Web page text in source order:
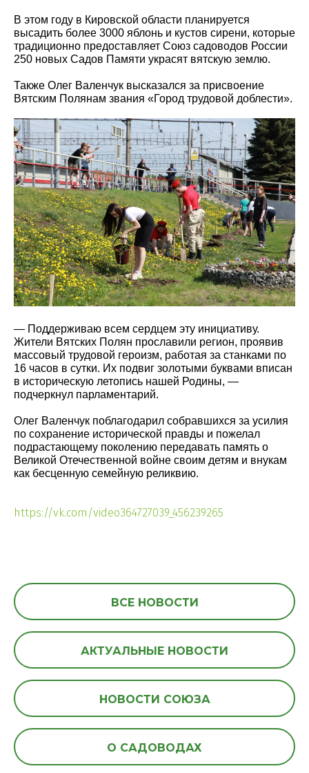
В этом году в Кировской области планируется
высадить более 3000 яблонь и кустов сирени, которые
традиционно предоставляет Союз садоводов России
250 новых Садов Памяти украсят вятскую землю.
Также Олег Валенчук высказался за присвоение
Вятским Полянам звания «Город трудовой доблести».
— Поддерживаю всем сердцем эту инициативу.
Жители Вятских Полян прославили регион, проявив
массовый трудовой героизм, работая за станками по
16 часов в сутки. Их подвиг золотыми буквами вписан
в историческую летопись нашей Родины, —
подчеркнул парламентарий.
Олег Валенчук поблагодарил собравшихся за усилия
по сохранение исторической правды и пожелал
подрастающему поколению передавать память о
Великой Отечественной войне своим детям и внукам
как бесценную семейную реликвию.
https://vk.com/video364727039_456239265
ВСЕ НОВОСТИ
АКТУАЛЬНЫЕ НОВОСТИ
НОВОСТИ СОЮЗА
О САДОВОДАХ